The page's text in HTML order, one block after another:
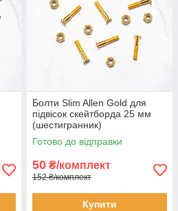
Болти Slim Allen Gold для
підвісок скейтборда 25 мм
(шестигранник)
Готово до відправки
50 ₴/комплект
152 ₴/комплект
Купити